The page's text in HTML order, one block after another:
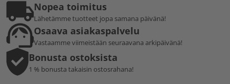
Nopea toimitus
Lähetämme tuotteet jopa samana päivänä!
Osaava asiakaspalvelu
Vastaamme viimeistään seuraavana arkipäivänä!
Bonusta ostoksista
1 % bonusta takaisin ostosrahana!